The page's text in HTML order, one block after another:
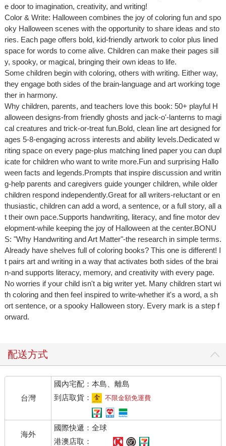
e door to imagination, creativity, and writing!
Color & Write: Halloween combines the joy of coloring fun and spo
oky Halloween scenes with the opportunity to share ideas and sto
ries. Each page offers bold, kid-friendly artwork to color plus lined
space for words to come alive. Children can make their pages sill
y, spooky, or magical, bringing their own ideas to life.
Some children begin with coloring, others with writing. Either way,
they engage both sides of the brain-language and art working toge
ther in harmony.
Why children, parents, and teachers love this book: 50+ playful H
alloween designs-from friendly ghosts and jack-o'-lanterns to magi
cal creatures and trick-or-treat fun.Bold, clean line art designed for
ages 5-8-engaging across interests and ability levels.Dedicated w
riting space on every page-plus matching lined paper you can dupl
icate for children who want to write more.Fun and surprising Hallo
ween facts and legends.Prompts that inspire discussion and writin
g-help parents and caregivers guide younger children, while older
children respond independently.Great for all writers-reluctant or en
thusiastic, children can add a word, a sentence, or a full story, all a
t their own pace.Supports handwriting, literacy, and fine motor dev
elopment-while keeping the joy of Halloween at the center.BONU
S: "Why Handwriting and Art Matter"-the research in simple terms.
Already have shelves full of coloring books? This one is different! I
t pairs art and writing in a way that activates both sides of the brai
n-and supports literacy, memory, and creativity with every page.
No worries if your child isn't a big writer yet. Many children start wi
th coloring and then feel inspired to write-whether it's a word, a sh
ort sentence, or a spooky Halloween story. Every mark is a step f
orward.
配送方式
台灣
國內宅配：本島、離島
到店取貨：
不限金額免運費
海外
國際快遞：全球
港澳店取：